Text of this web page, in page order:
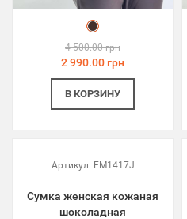
4 500.00 грн
2 990.00 грн
В КОРЗИНУ
Артикул: FM1417J
Сумка женская кожаная
шоколадная